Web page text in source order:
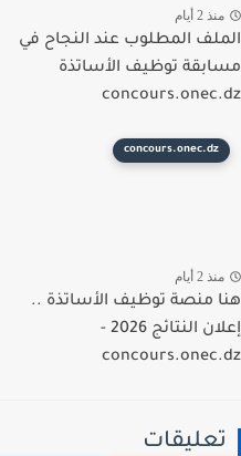
2 أيام
المطلوب عند النجاح في
توظيف الأساتذة
concours.onec.dz
2 أيام
منصة توظيف الأساتذة ..
إعلان النتائج 2026 -